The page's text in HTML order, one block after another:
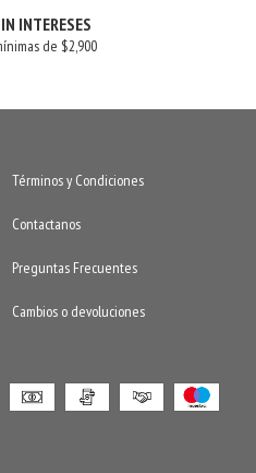
INTERESES
de $2,900
Términos y Condiciones
Contactanos
Preguntas Frecuentes
Cambios o devoluciones